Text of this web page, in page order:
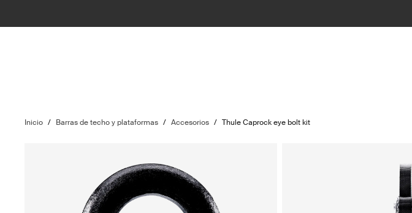
Inicio / Barras de techo y plataformas / Accesorios / Thule Caprock eye bolt kit